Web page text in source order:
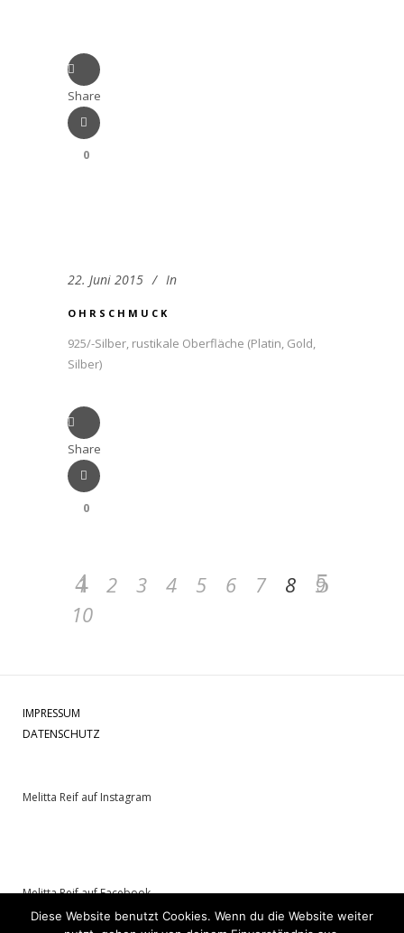
Share
0
22. Juni 2015 In
OHRSCHMUCK
925/-Silber, rustikale Oberfläche (Platin, Gold,
Silber)
Share
0
1 2 3 4 5 6 7 8
9
10
IMPRESSUM
DATENSCHUTZ
Melitta Reif auf Instagram
Melitta Reif auf Facebook
Diese Website benutzt Cookies. Wenn du die Website weiter